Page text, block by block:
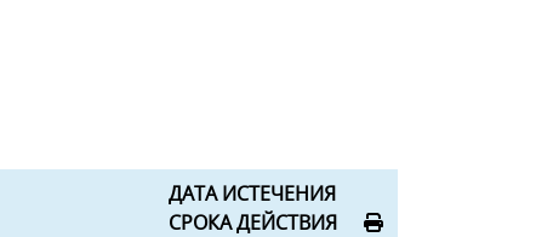
ДАТА ИСТЕЧЕНИЯ
СРОКА ДЕЙСТВИЯ